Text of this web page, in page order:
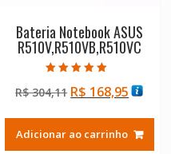
Bateria Notebook ASUS
R510V,R510VB,R510VC
5.00
de 5
R$304,11 O
original
era:
R$ 168,95O
atual
é:
Adicionar ao carrinho